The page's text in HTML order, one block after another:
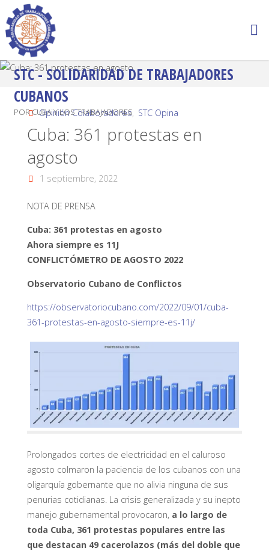
STC - SOLIDARIDAD DE TRABAJADORES
CUBANOS
POR CUBA Y LOS TRABAJADORES
Opinión Colaboradores, STC Opina
Cuba: 361 protestas en
agosto
1 septiembre, 2022
NOTA DE PRENSA
Cuba: 361 protestas en agosto
Ahora siempre es 11J
CONFLICTÓMETRO DE AGOSTO 2022
Observatorio Cubano de Conflictos
https://observatoriocubano.com/2022/09/01/cuba-
361-protestas-en-agosto-siempre-es-11j/
Prolongados cortes de electricidad en el caluroso
agosto colmaron la paciencia de los cubanos con una
oligarquía gobernante que no alivia ninguna de sus
penurias cotidianas. La crisis generalizada y su inepto
manejo gubernamental provocaron, a lo largo de
toda Cuba, 361 protestas populares entre las
que destacan 49 cacerolazos (más del doble que